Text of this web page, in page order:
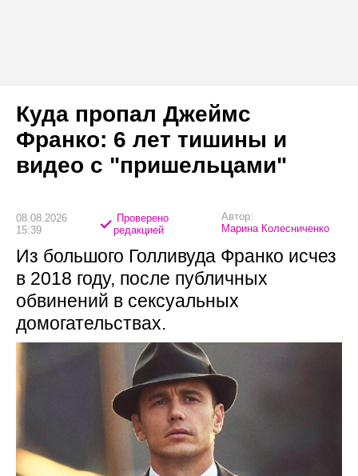
Куда пропал Джеймс
Франко: 6 лет тишины и
видео с "пришельцами"
08.08.2026
15:39
Проверено
редакцией
Автор:
Марина Колесниченко
Из большого Голливуда Франко исчез
в 2018 году, после публичных
обвинений в сексуальных
домогательствах.